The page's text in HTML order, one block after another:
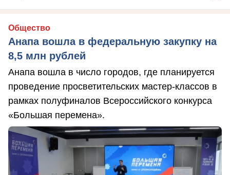
Общество
Анапа вошла в федеральную закупку на
8,5 млн рублей
Анапа вошла в число городов, где планируется
проведение просветительских мастер-классов в
рамках полуфиналов Всероссийского конкурса
«Большая перемена».